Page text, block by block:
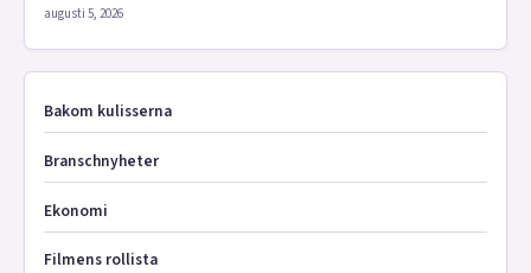
augusti 5, 2026
Bakom kulisserna
Branschnyheter
Ekonomi
Filmens rollista